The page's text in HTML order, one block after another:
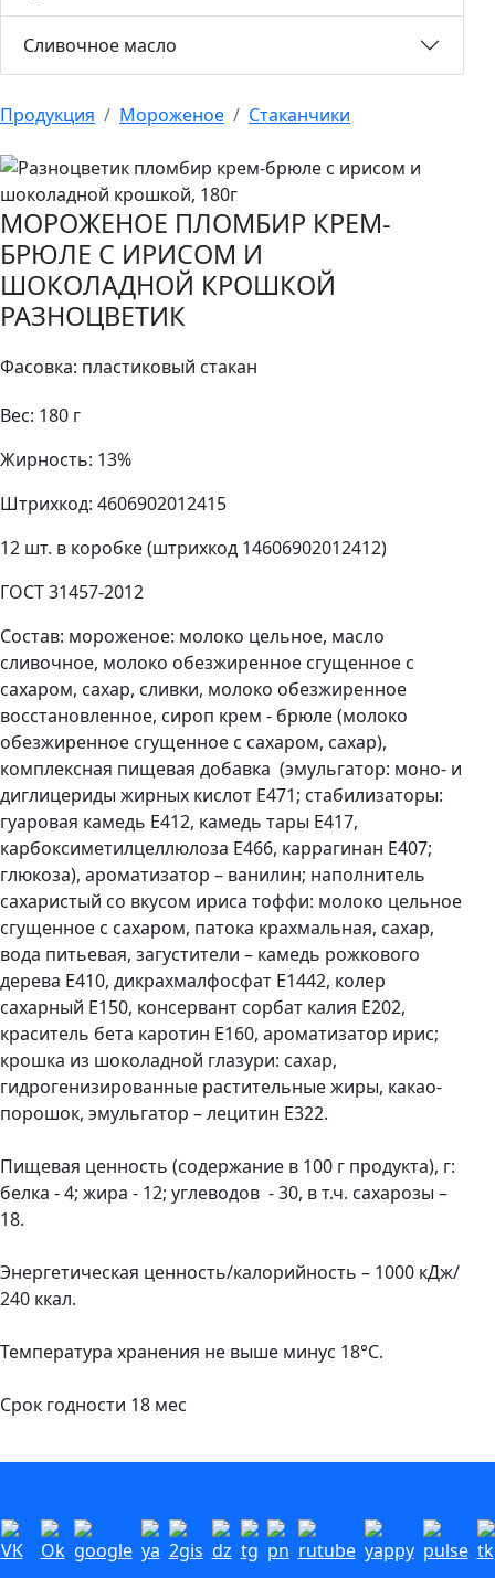
Сливочное масло
Продукция Мороженое Стаканчики
МОРОЖЕНОЕ ПЛОМБИР КРЕМ-
БРЮЛЕ С ИРИСОМ И
ШОКОЛАДНОЙ КРОШКОЙ
РАЗНОЦВЕТИК
Фасовка: пластиковый стакан
Вес: 180 г
Жирность: 13%
Штрихкод: 4606902012415
12 шт. в коробке (штрихкод 14606902012412)
ГОСТ 31457-2012
Состав: мороженое: молоко цельное, масло
сливочное, молоко обезжиренное сгущенное с
сахаром, сахар, сливки, молоко обезжиренное
восстановленное, сироп крем - брюле (молоко
обезжиренное сгущенное с сахаром, сахар),
комплексная пищевая добавка (эмульгатор: моно- и
диглицериды жирных кислот Е471; стабилизаторы:
гуаровая камедь Е412, камедь тары Е417,
карбоксиметилцеллюлоза Е466, каррагинан Е407;
глюкоза), ароматизатор – ванилин; наполнитель
сахаристый со вкусом ириса тоффи: молоко цельное
сгущенное с сахаром, патока крахмальная, сахар,
вода питьевая, загустители – камедь рожкового
дерева Е410, дикрахмалфосфат Е1442, колер
сахарный Е150, консервант сорбат калия Е202,
краситель бета каротин Е160, ароматизатор ирис;
крошка из шоколадной глазури: сахар,
гидрогенизированные растительные жиры, какао-
порошок, эмульгатор – лецитин Е322.
Пищевая ценность (содержание в 100 г продукта), г:
белка - 4; жира - 12; углеводов - 30, в т.ч. сахарозы –
18.
Энергетическая ценность/калорийность – 1000 кДж/
240 ккал.
Температура хранения не выше минус 18°С.
Срок годности 18 мес